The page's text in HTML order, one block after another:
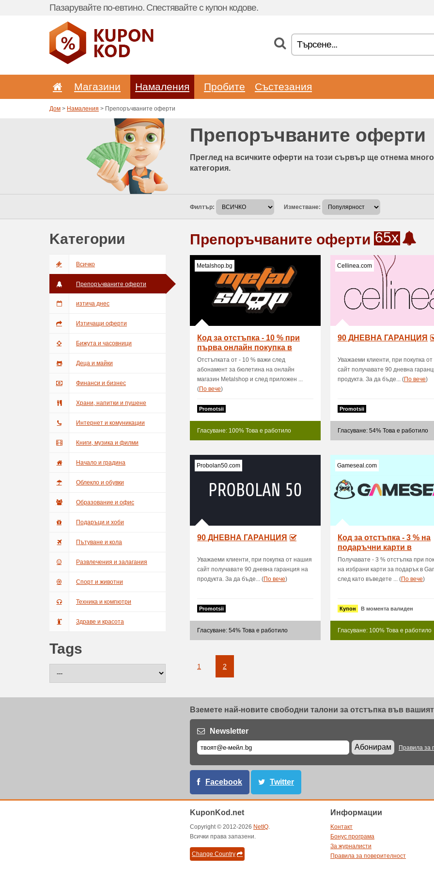
Пазарувайте по-евтино. Спестявайте с купон кодове.
Магазини Hамаления Пробите Състезания
Дом > Hамаления > Препоръчваните оферти
Препоръчваните оферти
Преглед на всичките оферти на този сървър ще отнема
категория.
Филтър: Изместване:
Kатегории
Bсичкo
Препоръчваните оферти
изтича днес
Изтичащи оферти
Бижута и часовници
Деца и майки
Финанси и бизнес
Храни, напитки и пушене
Интернет и комуникации
Книги, музика и филми
Начало и градина
Облекло и обувки
Образование и офис
Подаръци и хоби
Пътуване и кола
Развлечения и залагания
Спорт и животни
Техника и компютри
Здраве и красота
Tags
Препоръчваните оферти 65x
Metalshop.bg
Код за отстъпка - 10 % при
първа онлайн покупка в
Metalshop.bg
Отстъпката от - 10 % важи след
абонамент за бюлетина на онлайн
магазин Metalshop и след приложен ...
(Пo вече)
Promotsii
Гласуване: 100% Това е работило
Cellinea.com
90 ДНЕВНА ГАРАНЦИЯ
Уважаеми клиенти, при покупка
сайт получавате 90 дневна
продукта. За да бъде... (Пo вече)
Promotsii
Гласуване: 54% Това е работило
Probolan50.com
90 ДНЕВНА ГАРАНЦИЯ
Уважаеми клиенти, при покупка от нашия
сайт получавате 90 дневна гаранция на
продукта. За да бъде... (Пo вече)
Promotsii
Гласуване: 54% Това е работило
Gameseal.com
Код за отстъпка - 3 % на
подаръчни карти в
Gameseal.com
Получавате - 3 % отстъпка при
на избрани карти за подарък в
след като въведете ... (Пo вече)
Купон В момента валиден
Гласуване: 100% Това е работило
1 2
Вземете най-новите свободни талони за отстъпка във
Newsletter
Абонирам
Правила за
Facebook Twitter
KuponKod.net
Copyright © 2012-2026 NetIQ.
Всички права запазени.
Change Country
Информации
Kонтакт
Бонус програма
За журналисти
Правила за поверителност